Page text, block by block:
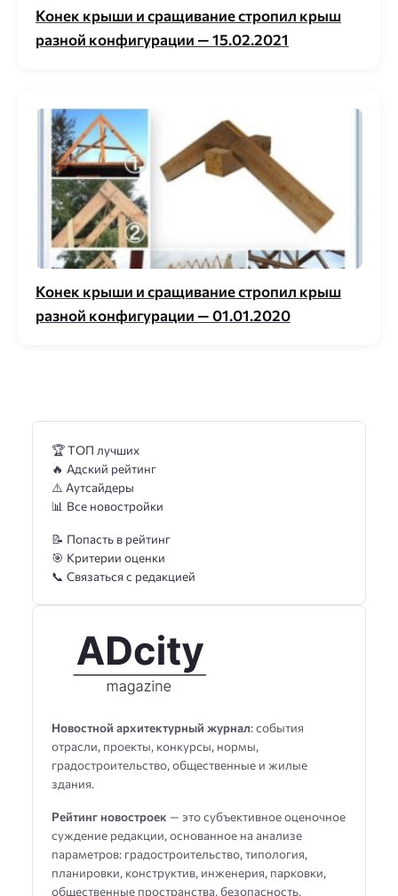
Конек крыши и сращивание стропил крыш
разной конфигурации — 15.02.2021
Конек крыши и сращивание стропил крыш
разной конфигурации — 01.01.2020
Новостной архитектурный журнал: события
отрасли, проекты, конкурсы, нормы,
градостроительство, общественные и жилые
здания.
Рейтинг новостроек — это субъективное оценочное
суждение редакции, основанное на анализе
параметров: градостроительство, типология,
планировки, конструктив, инженерия, парковки,
общественные пространства, безопасность,
🏆 ТОП лучших
🔥 Адский рейтинг
⚠️ Аутсайдеры
📊 Все новостройки
📝 Попасть в рейтинг
🎯 Критерии оценки
📞 Связаться с редакцией